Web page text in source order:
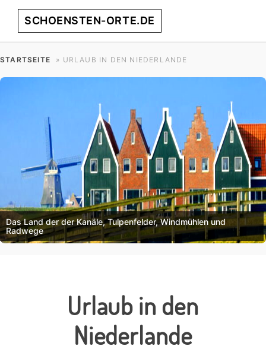
Skip
Skip
Skip
SCHOENSTEN-ORTE.DE
die
schönsten
STARTSEITE » URLAUB IN DEN NIEDERLANDE
Das Land der der Kanäle, Tulpenfelder, Windmühlen und
Radwege
Urlaub in den
Niederlande